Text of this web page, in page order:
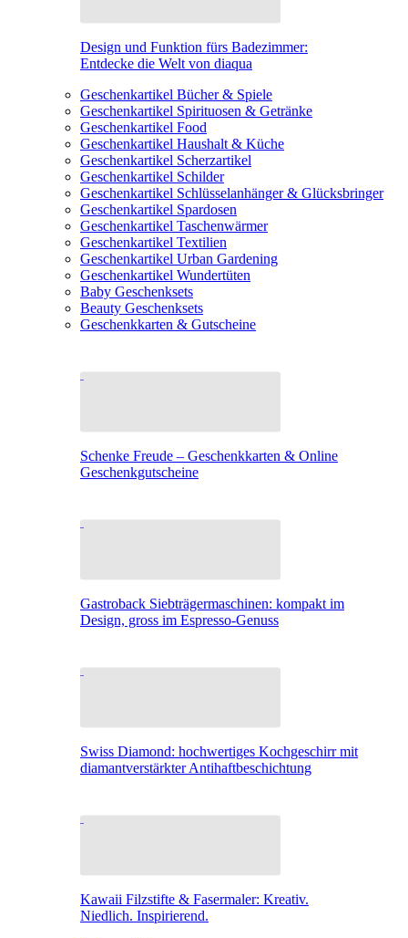
Design und Funktion fürs Badezimmer:
Entdecke die Welt von diaqua
Geschenkartikel Bücher & Spiele
Geschenkartikel Spirituosen & Getränke
Geschenkartikel Food
Geschenkartikel Haushalt & Küche
Geschenkartikel Scherzartikel
Geschenkartikel Schilder
Geschenkartikel Schlüsselanhänger & Glücksbringer
Geschenkartikel Spardosen
Geschenkartikel Taschenwärmer
Geschenkartikel Textilien
Geschenkartikel Urban Gardening
Geschenkartikel Wundertüten
Baby Geschenksets
Beauty Geschenksets
Geschenkkarten & Gutscheine
Schenke Freude – Geschenkkarten & Online
Geschenkgutscheine
Gastroback Siebträgermaschinen: kompakt im
Design, gross im Espresso-Genuss
Swiss Diamond: hochwertiges Kochgeschirr mit
diamantverstärkter Antihaftbeschichtung
Kawaii Filzstifte & Fasermaler: Kreativ.
Niedlich. Inspirierend.